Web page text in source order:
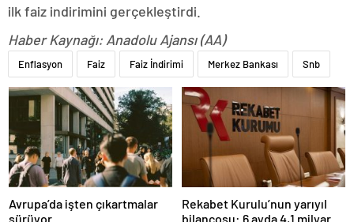
ilk faiz indirimini gerçekleştirdi.
Haber Kaynağı: Anadolu Ajansı (AA)
Enflasyon Faiz Faiz İndirimi Merkez Bankası Snb
Avrupa’da işten çıkartmalar
sürüyor
Rekabet Kurulu’nun yarıyıl
bilançosu: 6 ayda 4,1 milyar